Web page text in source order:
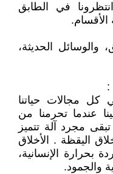
في الطابق
الأقسام.
والوسائل الحديثة،
:
كل مجالات حياتنا
عندما تحرمنا من
مجرد آلة تتميز
اليقظة . الأخلاق
بحرارة الإنسانية،
والجمود.